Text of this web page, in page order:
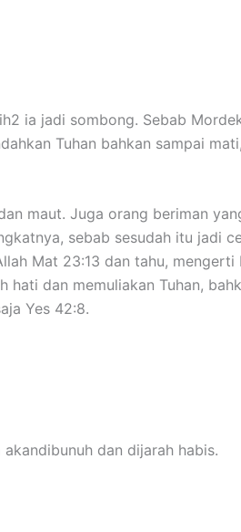
ia jadi sombong. Sebab
Tuhan bahkan sampai
maut. Juga orang beriman
sebab sesudah itu jadi
Mat 23:13 dan tahu, mengerti
hati dan memuliakan Tuhan,
Yes 42:8.
dan dijarah habis.